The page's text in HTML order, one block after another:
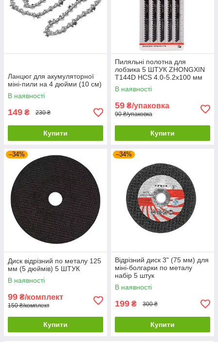
Ланцюг для акумуляторної
міні-пили на 4 дюйми (10 см)
В наявності
149 ₴ 230 ₴
Купити
Пиляльні полотна для
лобзика 5 ШТУК ZHONGXIN
T144D HCS 4.0-5.2х100 мм
В наявності
59 ₴/упаковка
90 ₴/упаковка
Купити
–34%
Диск відрізний по металу 125
мм (5 дюймів) 5 ШТУК
В наявності
99 ₴/комплект
150 ₴/комплект
Купити
–34%
Відрізний диск 3" (75 мм) для
міні-болгарки по металу
набір 5 штук
В наявності
199 ₴ 300 ₴
Купити